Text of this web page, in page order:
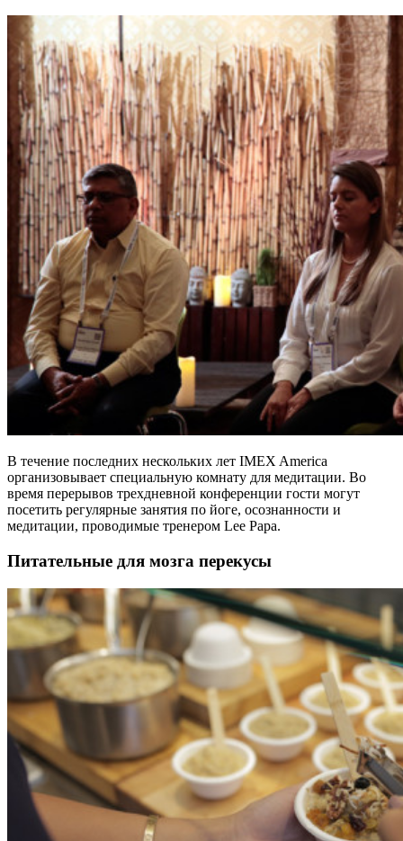
В течение последних нескольких лет IMEX America
организовывает специальную комнату для медитации. Во
время перерывов трехдневной конференции гости могут
посетить регулярные занятия по йоге, осознанности и
медитации, проводимые тренером Lee Papa.
Питательные для мозга перекусы